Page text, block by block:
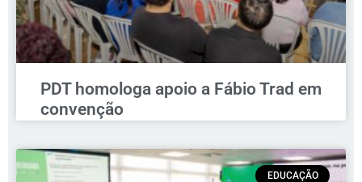
PDT homologa apoio a Fábio Trad em
convenção
EDUCAÇÃO